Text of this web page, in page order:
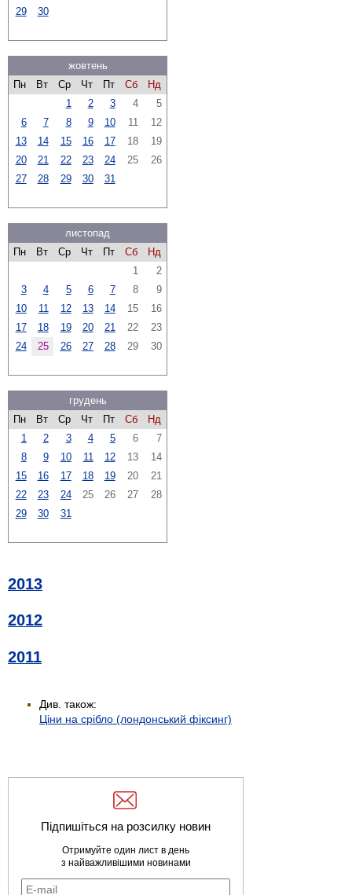
29 30
жовтень
Пн
Вт Ср Чт Пт Сб
Нд
1
2 3 4
5
6
7 8 9 10 11
12
13
14 15 16 17 18
19
20
21 22 23 24 25
26
27
28 29 30 31
листопад
Пн
Вт Ср Чт Пт Сб
Нд
1
2
3
4 5 6 7 8
9
10
11 12 13 14 15
16
17
18 19 20 21 22
23
24
25 26 27 28 29 30
грудень
Пн
Вт Ср Чт Пт Сб
Нд
1
2 3 4 5 6
7
8
9 10 11 12 13
14
15
16 17 18 19 20
21
22
23 24 25 26 27
28
29
30 31
2013
2012
2011
Див. також:
Ціни на срібло (лондонський фіксинг)
Підпишіться на розсилку новин
Отримуйте один лист в день
з найважливішими новинами